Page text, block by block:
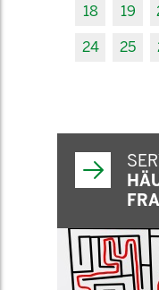
18
19
24
25